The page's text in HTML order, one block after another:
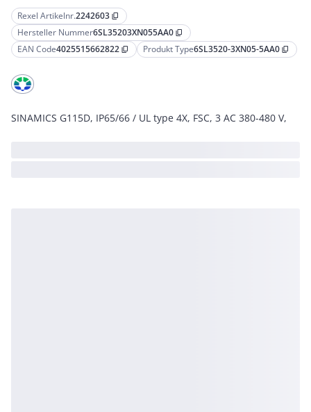
Rexel Artikelnr.2242603 content_copy
Hersteller Nummer6SL35203XN055AA0 content_copy
EAN Code4025515662822 content_copy Produkt Type6SL3520-3XN05-5AA0 content_copy
SINAMICS G115D, IP65/66 / UL type 4X, FSC, 3 AC 380-480 V,